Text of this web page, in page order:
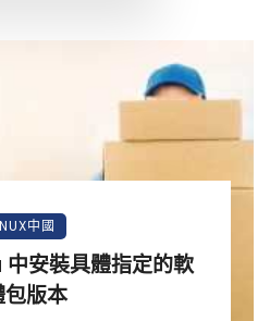
中國
安裝具體指定的軟
包版本